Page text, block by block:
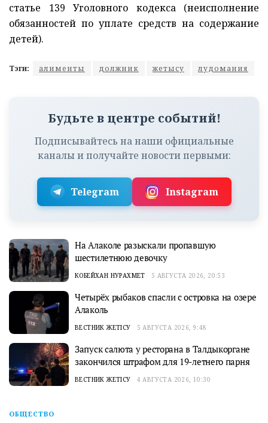
статье 139 Уголовного кодекса (неисполнение
обязанностей по уплате средств на содержание
детей).
Тэги: алименты должник жетысу лудомания
Будьте в центре событий!
Подписывайтесь на наши официальные
каналы и получайте новости первыми:
Telegram Instagram
На Алаколе разыскали пропавшую
шестилетнюю девочку
КОБЕЙХАН НУРАХМЕТ 5 АВГУСТА 2026, 20:53
Четырёх рыбаков спасли с островка на озере
Алаколь
ВЕСТНИК ЖЕТІСУ 5 АВГУСТА 2026, 9:48
Запуск салюта у ресторана в Талдыкоргане
закончился штрафом для 19-летнего парня
ВЕСТНИК ЖЕТІСУ 4 АВГУСТА 2026, 10:30
ОБЩЕСТВО